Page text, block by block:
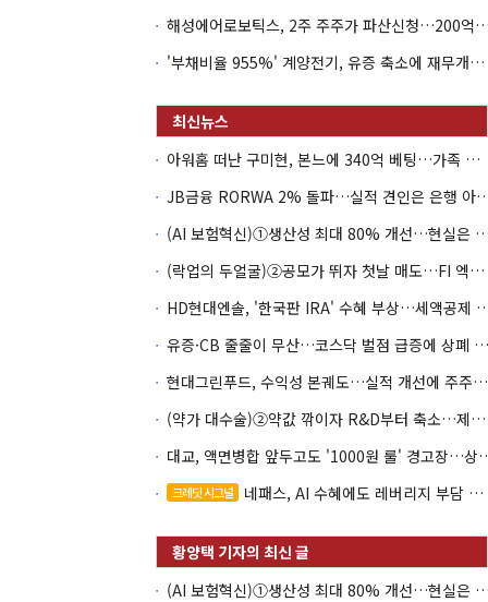
해성에어로보틱스, 2주 주주가 파산
'부채비율 955%' 계양전기, 유증 축소에 재무개선 효과 '뚝'
아워홈 떠난 구미현, 본느에 340억 베팅…가족 지배체제 구축
JB금융 RORWA 2% 돌파…실
(AI 보험혁신)①생산성 최대 80%
(락업의 두얼굴)②공모가 뛰자 첫날 매도…FI 엑시트 전략 갈렸다
HD현대엔솔, '한국판 IRA' 수혜
유증·CB 줄줄이 무산…코스닥 벌점 급증에 상폐 압박
현대그린푸드, 수익성 본궤도…실적 개선에 주주환원까지
(약가 대수술)②약값 깎이자 R&D부터 축소…제약업계 비상경영 돌입
대교, 액면병합 앞두고
크레딧 시그널 네패스, AI 수혜에도 레버리지 부담 여전
(AI 보험혁신)①생산성 최대 80%